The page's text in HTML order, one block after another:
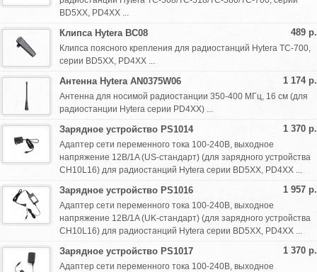
BD5XX, PD4XX ...
489 р.
Клипса Hytera BC08
Клипса поясного крепления для радиостанций Hytera TC-700,
серии BD5XX, PD4XX ...
1 174 р.
Антенна Hytera AN0375W06
Антенна для носимой радиостанции 350-400 МГц, 16 см (для
радиостанции Hytera серии PD4XX) ...
1 370 р.
Зарядное устройство PS1014
Адаптер сети переменного тока 100-240В, выходное
напряжение 12В/1A (US-стандарт) (для зарядного устройства
CH10L16) для радиостанций Hytera серии BD5XX, PD4XX ...
1 957 р.
Зарядное устройство PS1016
Адаптер сети переменного тока 100-240В, выходное
напряжение 12В/1A (UK-стандарт) (для зарядного устройства
CH10L16) для радиостанций Hytera серии BD5XX, PD4XX ...
1 370 р.
Зарядное устройство PS1017
Адаптер сети переменного тока 100-240В, выходное